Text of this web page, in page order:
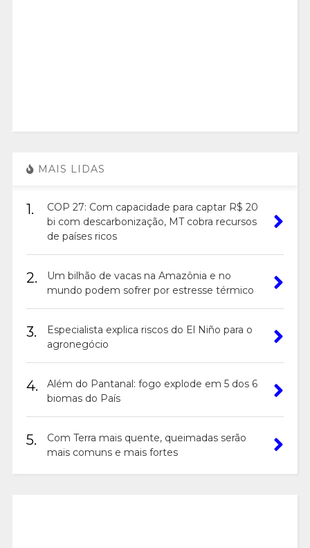
MAIS LIDAS
1.
COP 27: Com capacidade para captar R$ 20
bi com descarbonização, MT cobra recursos
de países ricos
2.
Um bilhão de vacas na Amazônia e no
mundo podem sofrer por estresse térmico
3.
Especialista explica riscos do El Niño para o
agronegócio
4.
Além do Pantanal: fogo explode em 5 dos 6
biomas do País
5.
Com Terra mais quente, queimadas serão
mais comuns e mais fortes